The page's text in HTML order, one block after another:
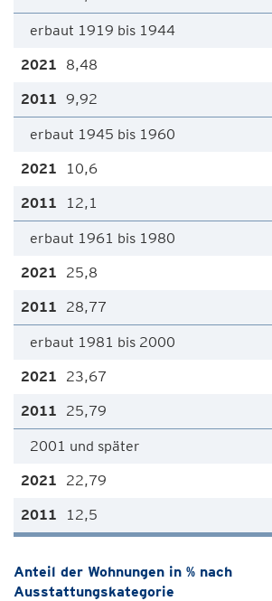
erbaut 1919 bis 1944
8,48
9,92
erbaut 1945 bis 1960
10,6
12,1
erbaut 1961 bis 1980
25,8
28,77
erbaut 1981 bis 2000
23,67
25,79
2001 und später
22,79
12,5
Anteil der Wohnungen in % nach
Ausstattungskategorie